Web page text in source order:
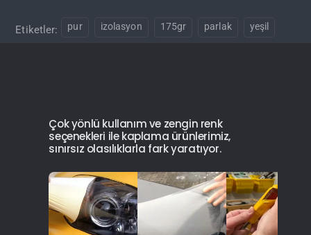
Etiketler: pur izolasyon 175gr parlak yeşil
Çok yönlü kullanım ve zengin renk
seçenekleri ile kaplama ürünlerimiz,
sınırsız olasılıklarla fark yaratıyor.